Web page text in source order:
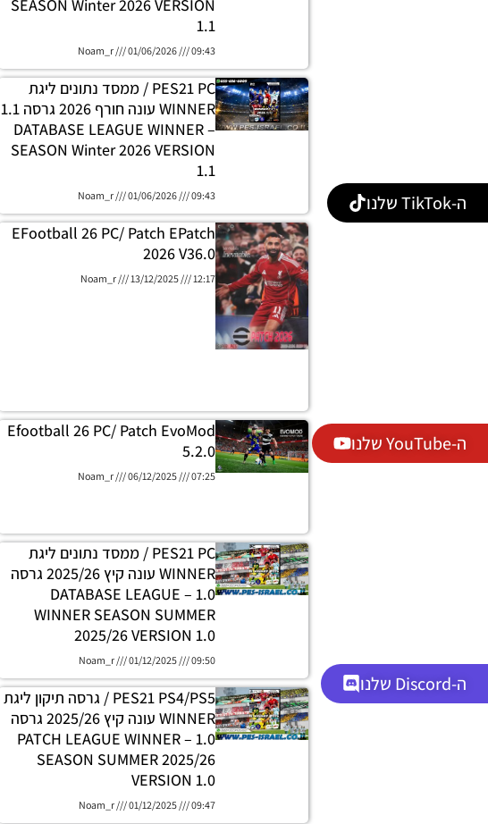
ה-TikTok שלנו
ה-YouTube שלנו
ה-Discord שלנו
SEASON Winter 2026 VERSION
1.1
Noam_r 01/06/2026 09:43
PES21 PC / ממסד נתונים ליגת
WINNER עונה חורף 2026 גרסה 1.1
– DATABASE LEAGUE WINNER
SEASON Winter 2026 VERSION
1.1
Noam_r 01/06/2026 09:43
EFootball 26 PC/ Patch EPatch
2026 V36.0
Noam_r 13/12/2025 12:17
Efootball 26 PC/ Patch EvoMod
5.2.0
Noam_r 06/12/2025 07:25
PES21 PC / ממסד נתונים ליגת
WINNER עונה קיץ 2025/26 גרסה
1.0 – DATABASE LEAGUE
WINNER SEASON SUMMER
2025/26 VERSION 1.0
Noam_r 01/12/2025 09:50
PES21 PS4/PS5 / גרסה תיקון ליגת
WINNER עונה קיץ 2025/26 גרסה
1.0 – PATCH LEAGUE WINNER
SEASON SUMMER 2025/26
VERSION 1.0
Noam_r 01/12/2025 09:47